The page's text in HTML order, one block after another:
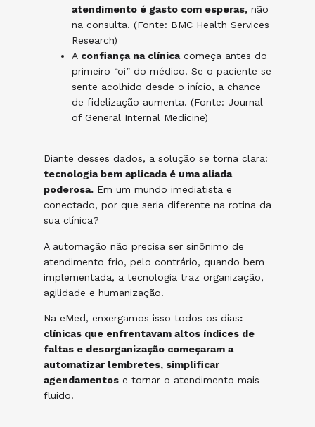
atendimento é gasto com esperas, não
na consulta. (Fonte: BMC Health Services
Research)
A confiança na clínicacomeça antes do
primeiro “oi” do médico. Se o paciente se
sente acolhido desde o início, a chance
de fidelização aumenta. (Fonte: Journal
of General Internal Medicine)
Diante desses dados, a solução se torna clara:
tecnologia bem aplicada é uma aliada
poderosa. Em um mundo imediatista e
conectado, por que seria diferente na rotina da
sua clínica?
A automação não precisa ser sinônimo de
atendimento frio, pelo contrário, quando bem
implementada, a tecnologia traz organização,
agilidade e humanização.
Na eMed, enxergamos isso todos os dias:
clínicas que enfrentavam altos índices de
faltas e desorganização começaram a
automatizar lembretes, simplificar
agendamentos e tornar o atendimento mais
fluido.